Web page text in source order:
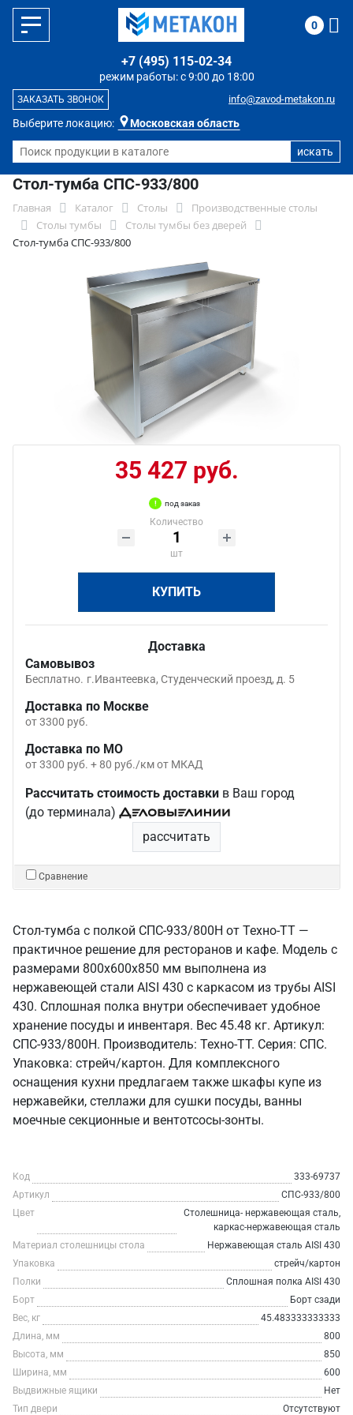
Выберите локацию: Московская область
режим работы: с 9:00 до 18:00
+7 (495) 115-02-34
info@zavod-metakon.ru
ЗАКАЗАТЬ ЗВОНОК
0
Стол-тумба СПС-933/800
Главная Каталог Столы
Производственные столы
Столы тумбы
Столы тумбы без дверей
Стол-тумба СПС-933/800
35 427 руб.
под заказ
Количество
шт
КУПИТЬ
Доставка
Самовывоз
Бесплатно. г.Ивантеевка, Студенческий проезд, д. 5
Доставка по Москве
от 3300 руб.
Доставка по МО
от 3300 руб. + 80 руб./км от МКАД
Рассчитать стоимость доставки в Ваш город
(до терминала)
рассчитать
Сравнение
Стол-тумба с полкой СПС-933/800Н от Техно-ТТ —
практичное решение для ресторанов и кафе. Модель с
размерами 800x600x850 мм выполнена из
нержавеющей стали AISI 430 с каркасом из трубы AISI
430. Сплошная полка внутри обеспечивает удобное
хранение посуды и инвентаря. Вес 45.48 кг. Артикул:
СПС-933/800Н. Производитель: Техно-ТТ. Серия: СПС.
Упаковка: стрейч/картон. Для комплексного
оснащения кухни предлагаем также шкафы купе из
нержавейки, стеллажи для сушки посуды, ванны
моечные секционные и вентотсосы-зонты.
Код
333-69737
Артикул
СПС-933/800
Цвет
Столешница- нержавеющая сталь,
каркас-нержавеющая сталь
Материал столешницы стола
Нержавеющая сталь AISI 430
Упаковка
стрейч/картон
Полки
Сплошная полка AISI 430
Борт
Борт сзади
Вес, кг
45.483333333333
Длина, мм
800
Высота, мм
850
Ширина, мм
600
Выдвижные ящики
Нет
Тип двери
Отсутствуют